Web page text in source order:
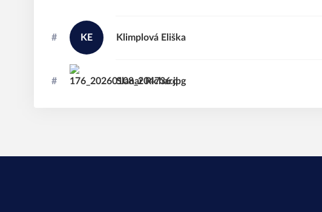
# KE Eliška
Klimplová
# Richard
Slanař